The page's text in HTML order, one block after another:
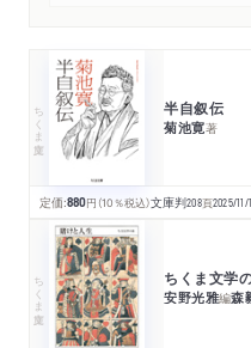
ちくま文庫 半自叙伝
菊池寛著
定価:880円 （10％税込）文庫判208頁2025/11/
ちくま文庫 ちくま文
安野光雅編森